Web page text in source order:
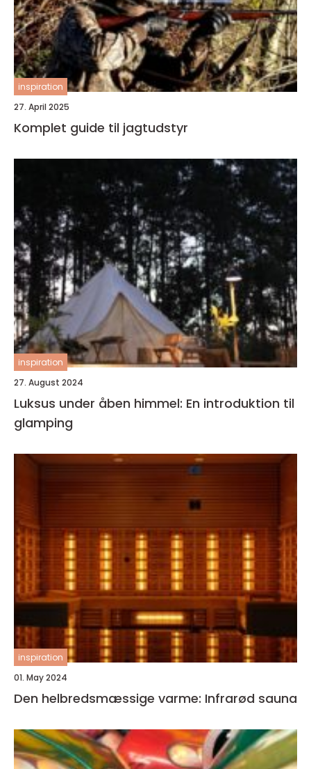
inspiration
27. April 2025
Komplet guide til jagtudstyr
inspiration
27. August 2024
Luksus under åben himmel: En introduktion til
glamping
inspiration
01. May 2024
Den helbredsmæssige varme: Infrarød sauna